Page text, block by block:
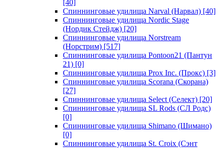
[40]
Спиннинговые удилища Narval (Нарвал) [40]
Спиннинговые удилища Nordic Stage
(Нордик Стейдж) [20]
Спиннинговые удилища Norstream
(Норстрим) [517]
Спиннинговые удилища Pontoon21 (Пантун
21) [0]
Спиннинговые удилища Prox Inc. (Прокс) [3]
Спиннинговые удилища Scorana (Скорана)
[27]
Спиннинговые удилища Select (Селект) [20]
Спиннинговые удилища SL Rods (СЛ Родс)
[0]
Спиннинговые удилища Shimano (Шимано)
[0]
Спиннинговые удилища St. Croix (Сэнт